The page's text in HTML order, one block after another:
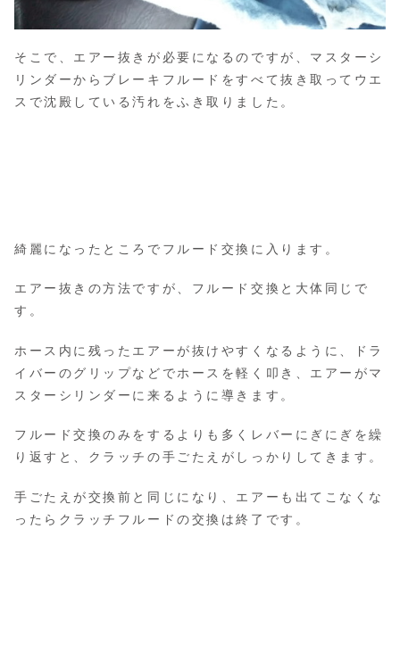
そこで、エアー抜きが必要になるのですが、マスターシ
リンダーからブレーキフルードをすべて抜き取ってウエ
スで沈殿している汚れをふき取りました。
綺麗になったところでフルード交換に入ります。
エアー抜きの方法ですが、フルード交換と大体同じで
す。
ホース内に残ったエアーが抜けやすくなるように、ドラ
イバーのグリップなどでホースを軽く叩き、エアーがマ
スターシリンダーに来るように導きます。
フルード交換のみをするよりも多くレバーにぎにぎを繰
り返すと、クラッチの手ごたえがしっかりしてきます。
手ごたえが交換前と同じになり、エアーも出てこなくな
ったらクラッチフルードの交換は終了です。